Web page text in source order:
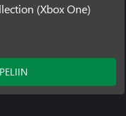
(Xbox One)